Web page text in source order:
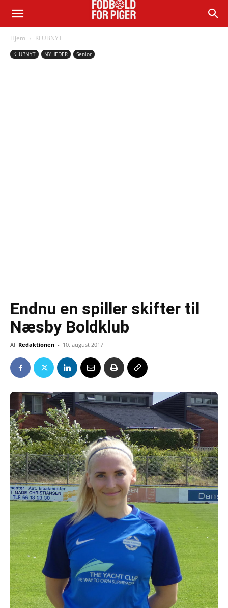
Hjem KLUBNYT
KLUBNYT NYHEDER Senior
Endnu en spiller skifter til
Næsby Boldklub
Af Redaktionen - 10. august 2017